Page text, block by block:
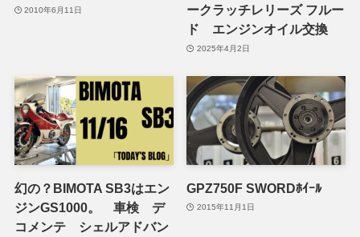
2010年6月11日
ークラッチレリーズ フルー
ド エンジンオイル交換
2025年4月2日
幻の？BIMOTA SB3はエン
ジンGS1000。 車検 デ
コメンテ シェルアドバン
GPZ750F SWORDﾎｲｰﾙ
2015年11月1日